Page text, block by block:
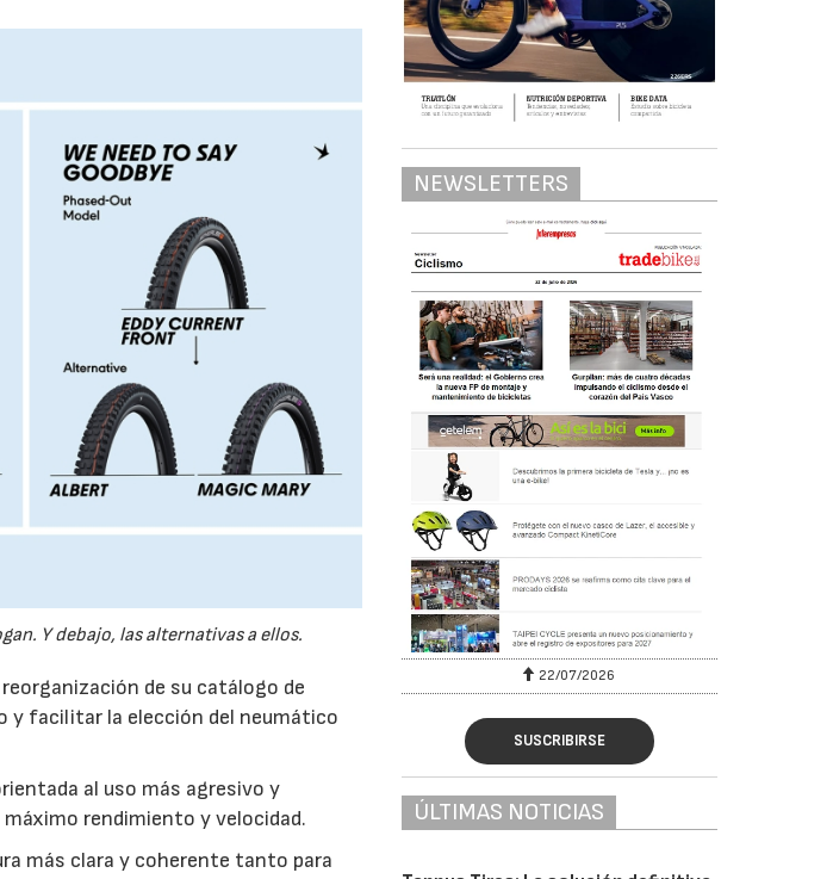
Y debajo, las alternativas a ellos.
de su catálogo de
y facilitar la elección del neumático
al uso más agresivo y
rendimiento y velocidad.
más clara y coherente tanto para
NEWSLETTERS
22/07/2026
SUSCRIBIRSE
ÚLTIMAS NOTICIAS